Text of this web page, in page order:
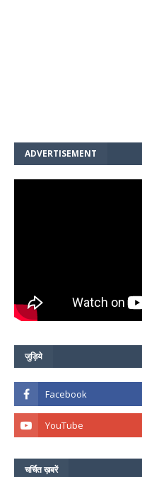
ADVERTISEMENT
जुड़िये
चर्चित ख़बरें